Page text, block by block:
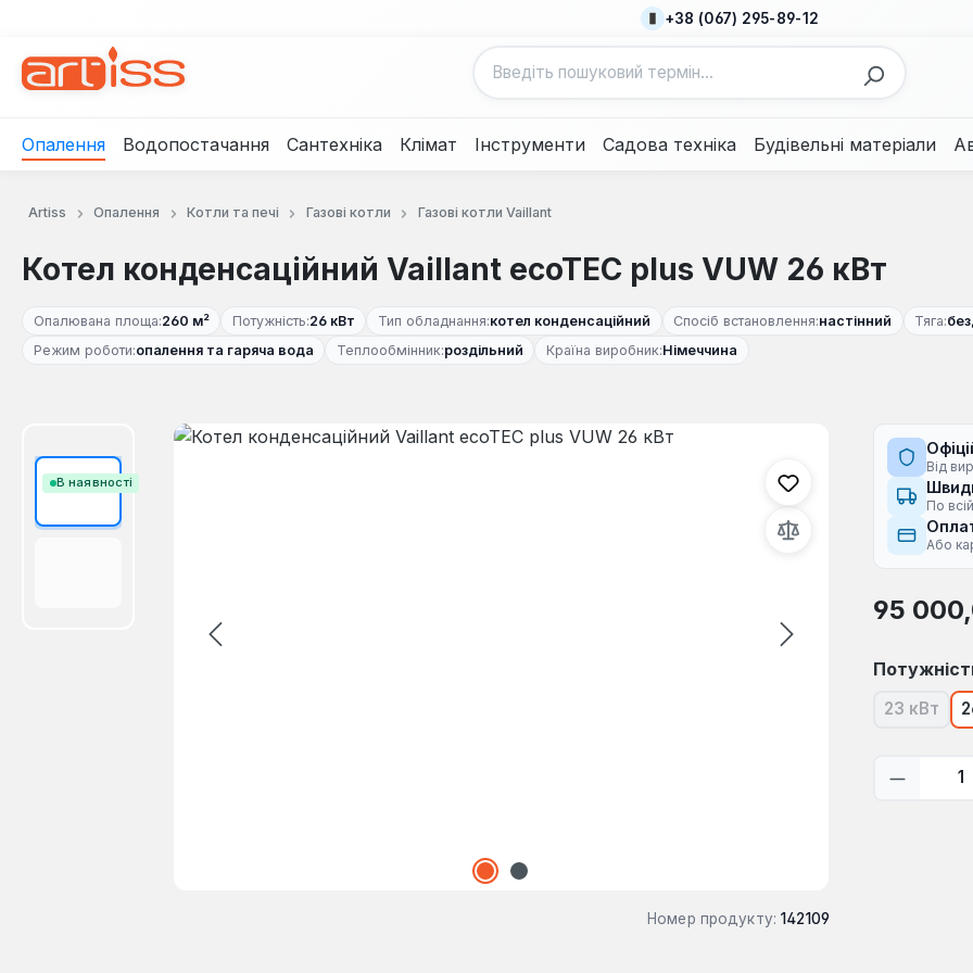
+38 (067) 295-89-12
Опалення Водопостачання Сантехніка Клімат Інструменти Садова техніка Будівельні матеріали
Artiss Опалення Котли та печі Газові котли Газові котли Vaillant
Котел конденсаційний Vaillant ecoTEC plus VUW 26 кВт
Опалювана площа:260 м² Потужність:26 кВт Тип обладнання:котел конденсаційний Спосіб встановлення:настінний Тяга:
Режим роботи:опалення та гаряча вода Теплообмінник:роздільний Країна виробник:Німеччина
В наявності
Пропустити галерею зображень
Номер продукту: 142109
Від
По
Або
Звичайна
95
Виберіть
23 кВт
(Ця